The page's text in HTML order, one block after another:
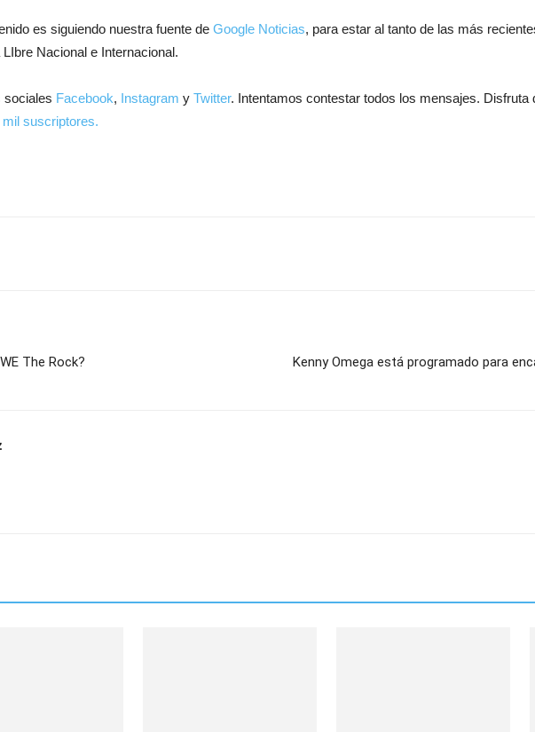
es siguiendo nuestra fuente de Google Noticias, para estar al tanto de las más
Nacional e Internacional.
sociales Facebook, Instagram y Twitter. Intentamos contestar todos los mensajes. Disfruta
suscriptores.
The Rock? Kenny Omega está programado para